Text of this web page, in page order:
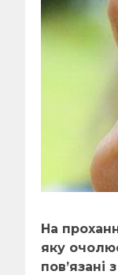
На
яку
пов’язані